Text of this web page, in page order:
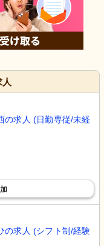
の求人 (日勤専従/未経
の求人 (シフト制/経験